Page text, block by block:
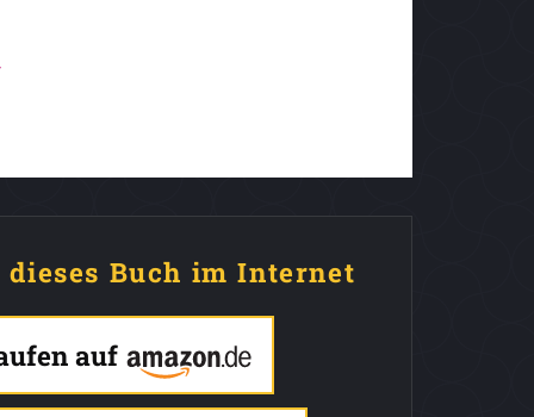
dieses Buch im Internet
auf